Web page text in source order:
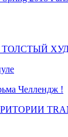
Челлендж !